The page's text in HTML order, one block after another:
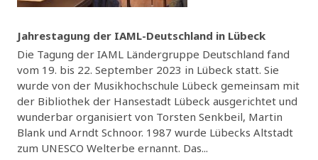
Jahrestagung der IAML-Deutschland in Lübeck
Die Tagung der IAML Ländergruppe Deutschland fand
vom 19. bis 22. September 2023 in Lübeck statt. Sie
wurde von der Musikhochschule Lübeck gemeinsam mit
der Bibliothek der Hansestadt Lübeck ausgerichtet und
wunderbar organisiert von Torsten Senkbeil, Martin
Blank und Arndt Schnoor. 1987 wurde Lübecks Altstadt
zum UNESCO Welterbe ernannt. Das...